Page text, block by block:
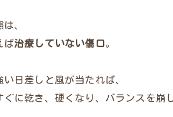
、
ば治療していない傷口。
い日差しと風が当たれば、
ぐに乾き、硬くなり、バランスを崩